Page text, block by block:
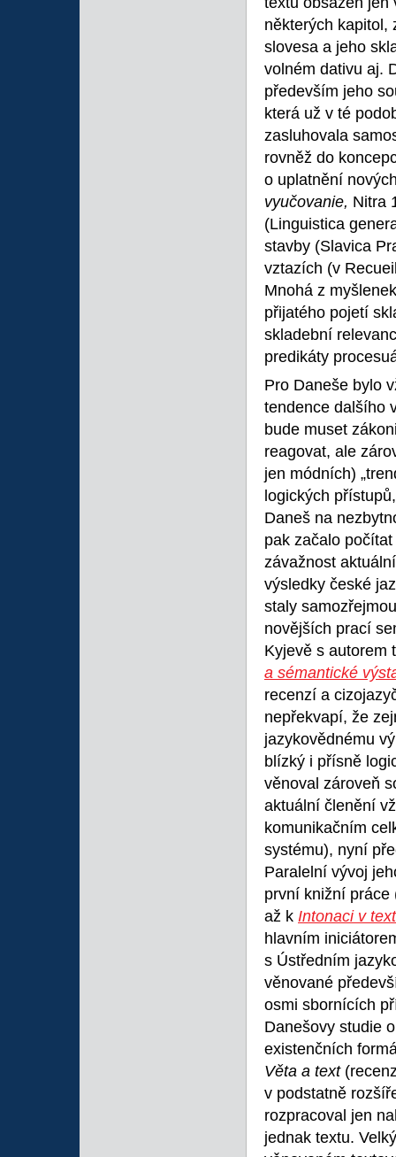
některých kapitol,
slovesa a jeho
volném dativu aj.
především jeho
která už v té
zasluhovala
rovněž do
o uplatnění
vyučovanie, Nitra
(Linguistica
stavby (Slavica
vztazích (v
Mnohá z
přijatého pojetí
skladební
predikáty
Pro Daneše bylo
tendence dalšího
bude muset
reagovat, ale
jen módních)
logických
Daneš na
pak začalo
závažnost
výsledky české
staly
novějších prací
Kyjevě s autorem
a sémantické
recenzí a
nepřekvapí, že
jazykovědnému
blízký i přísně
věnoval zároveň
aktuální členění
komunikačním
systému), nyní
Paralelní vývoj
první knižní práce
až k Intonaci v
hlavním
s Ústředním
věnované
osmi sbornících
Danešovy studie
existenčních
Věta a text
v podstatně
rozpracoval jen
jednak textu.